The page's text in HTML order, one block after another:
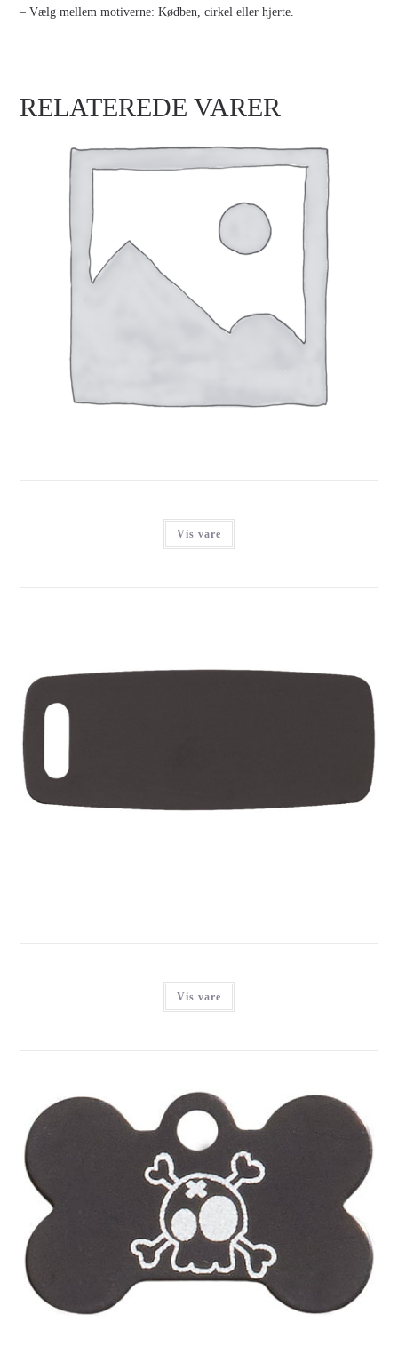
– Vælg mellem motiverne: Kødben, cirkel eller hjerte.
RELATEREDE VARER
Vis vare
IMARC LUGGAGE BLACK INCL. STRAP
Vis vare
IMARC SMALL BLACK BONE, CARTOON STYLE SKULL &